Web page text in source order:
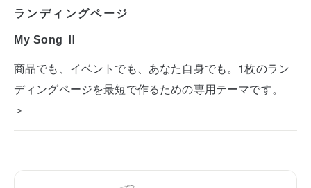
ランディングページ
My Song Ⅱ
商品でも、イベントでも、あなた自身でも。1枚のラン
ディングページを最短で作るための専用テーマです。
＞